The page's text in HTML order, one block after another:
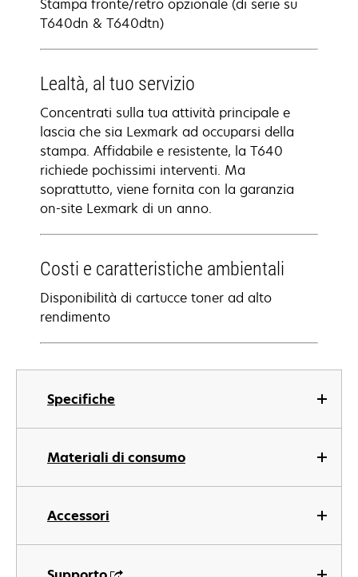
Specifiche
Materiali di consumo
Accessori
Stampa fronte/retro opzionale (di serie su
T640dn & T640dtn)
Lealtà, al tuo servizio
Concentrati sulla tua attività principale e
lascia che sia Lexmark ad occuparsi della
stampa. Affidabile e resistente, la T640
richiede pochissimi interventi. Ma
soprattutto, viene fornita con la garanzia
on-site Lexmark di un anno.
Costi e caratteristiche ambientali
Disponibilità di cartucce toner ad alto
rendimento